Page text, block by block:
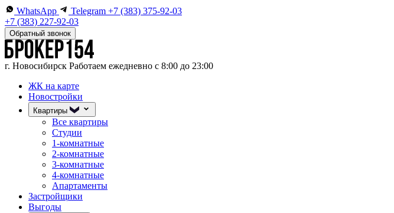
WhatsApp Telegram +7 (383) 375-92-03
+7 (383) 227-92-03
Обратный звонок
г. Новосибирск Работаем ежедневно с 8:00 до 23:00
ЖК на карте
Новостройки
Квартиры
Все квартиры
Студии
1-комнатные
2-комнатные
3-комнатные
4-комнатные
Апартаменты
Застройщики
Выгоды